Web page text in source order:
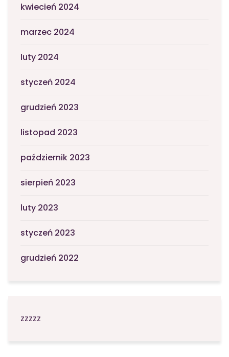
kwiecień 2024
marzec 2024
luty 2024
styczeń 2024
grudzień 2023
listopad 2023
październik 2023
sierpień 2023
luty 2023
styczeń 2023
grudzień 2022
zzzzz